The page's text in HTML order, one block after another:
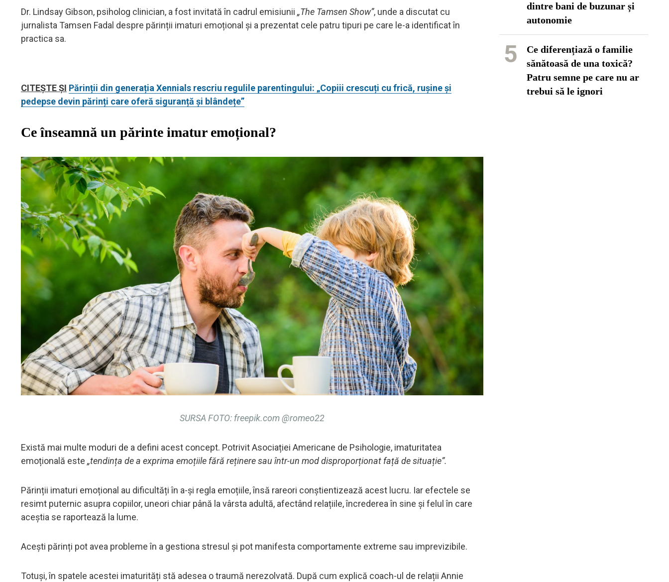
Dr. Lindsay Gibson, psiholog clinician, a fost invitată în cadrul emisiunii „The Tamsen Show”, unde a discutat cu
jurnalista Tamsen Fadal despre părinții imaturi emoțional și a prezentat cele patru tipuri pe care le-a identificat în
practica sa.
CITEȘTE ȘI Părinții din generația Xennials rescriu regulile parentingului: „Copiii crescuți cu frică, rușine și
pedepse devin părinți care oferă siguranță și blândețe”
Ce înseamnă un părinte imatur emoțional?
SURSA FOTO: freepik.com @romeo22
Există mai multe moduri de a defini acest concept. Potrivit Asociației Americane de Psihologie, imaturitatea
emoțională este „tendința de a exprima emoțiile fără reținere sau într-un mod disproporționat față de situație”.
Părinții imaturi emoțional au dificultăți în a-și regla emoțiile, însă rareori conștientizează acest lucru. Iar efectele se
resimt puternic asupra copiilor, uneori chiar până la vârsta adultă, afectând relațiile, încrederea în sine și felul în care
aceștia se raportează la lume.
Acești părinți pot avea probleme în a gestiona stresul și pot manifesta comportamente extreme sau imprevizibile.
Totuși, în spatele acestei imaturități stă adesea o traumă nerezolvată. După cum explică coach-ul de relații Annie
dintre bani de buzunar și
autonomie
5
Ce diferențiază o familie
sănătoasă de una toxică?
Patru semne pe care nu ar
trebui să le ignori